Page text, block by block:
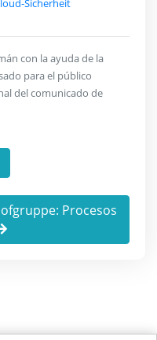
Sicherheit
con la ayuda de la
para el público
del comunicado de
Procesos